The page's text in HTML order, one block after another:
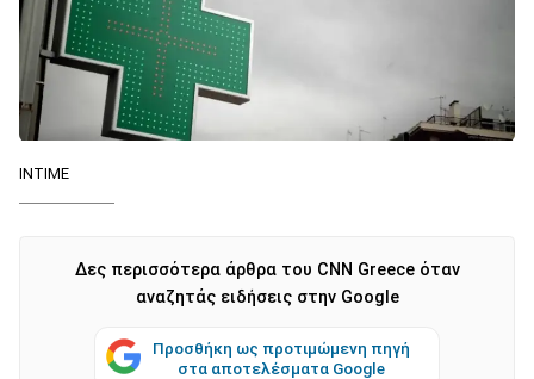
ΙΝΤΙΜΕ
Δες περισσότερα άρθρα του CNN Greece όταν
αναζητάς ειδήσεις στην Google
Προσθήκη ως προτιμώμενη πηγή
στα αποτελέσματα Google